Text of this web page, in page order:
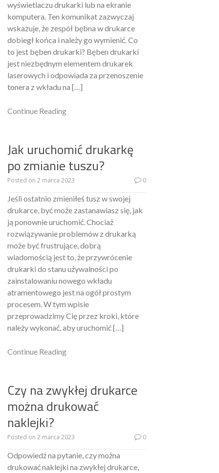
wyświetlaczu drukarki lub na ekranie
komputera. Ten komunikat zazwyczaj
wskazuje, że zespół bębna w drukarce
dobiegł końca i należy go wymienić. Co
to jest bęben drukarki? Bęben drukarki
jest niezbędnym elementem drukarek
laserowych i odpowiada za przenoszenie
tonera z wkładu na […]
Continue Reading
Jak uruchomić drukarkę
po zmianie tuszu?
Posted on 2 marca 2023 0
Jeśli ostatnio zmieniłeś tusz w swojej
drukarce, być może zastanawiasz się, jak
ją ponownie uruchomić. Chociaż
rozwiązywanie problemów z drukarką
może być frustrujące, dobrą
wiadomością jest to, że przywrócenie
drukarki do stanu używalności po
zainstalowaniu nowego wkładu
atramentowego jest na ogół prostym
procesem. W tym wpisie
przeprowadzimy Cię przez kroki, które
należy wykonać, aby uruchomić […]
Continue Reading
Czy na zwykłej drukarce
można drukować
naklejki?
Posted on 2 marca 2023 0
Odpowiedź na pytanie, czy można
drukować naklejki na zwykłej drukarce,